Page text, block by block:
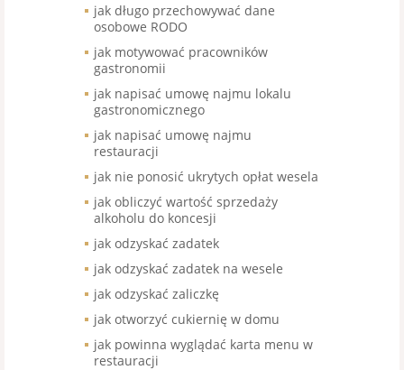
jak długo przechowywać dane
osobowe RODO
jak motywować pracowników
gastronomii
jak napisać umowę najmu lokalu
gastronomicznego
jak napisać umowę najmu
restauracji
jak nie ponosić ukrytych opłat wesela
jak obliczyć wartość sprzedaży
alkoholu do koncesji
jak odzyskać zadatek
jak odzyskać zadatek na wesele
jak odzyskać zaliczkę
jak otworzyć cukiernię w domu
jak powinna wyglądać karta menu w
restauracji